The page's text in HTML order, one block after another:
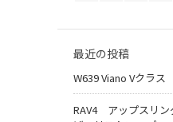
最近の投稿
W639 Viano Vクラ
RAV4 アップスリ